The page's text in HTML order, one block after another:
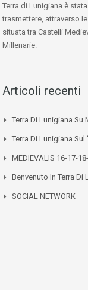
Terra di Lunigiana è
trasmettere, attraverso
situata tra Castelli
Millenarie.
Articoli recenti
Terra Di Lunigiana Su
Terra Di Lunigiana Sul
MEDIEVALIS 16-17-
Benvenuto In Terra Di
SOCIAL NETWORK